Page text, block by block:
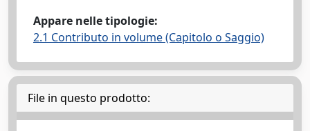
Appare nelle tipologie:
2.1 Contributo in volume (Capitolo o Saggio)
File in questo prodotto: